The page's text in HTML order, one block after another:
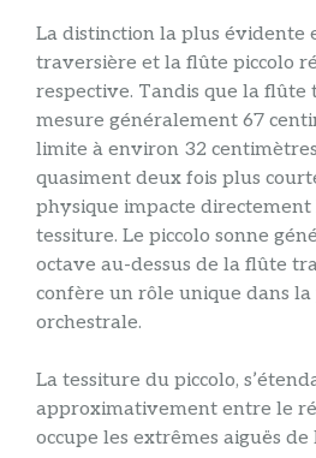
La distinction la plus évidente
traversière et la flûte piccolo
respective. Tandis que la
mesure généralement 67
limite à environ 32
quasiment deux fois plus
physique impacte
tessiture. Le piccolo sonne
octave au-dessus de la flûte
confère un rôle unique dans
orchestrale.
La tessiture du piccolo,
approximativement entre le
occupe les extrêmes aiguës de